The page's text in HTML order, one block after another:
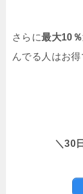
さらに最大10
んでる人はお得
＼30